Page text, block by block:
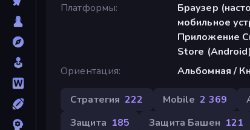
Платформы
Браузер
мобильное
Приложение
Store (Android)
Ориентация
Альбомная /
Стратегия 222 Mobile 2 369
Защита 185 Защита Башен 121